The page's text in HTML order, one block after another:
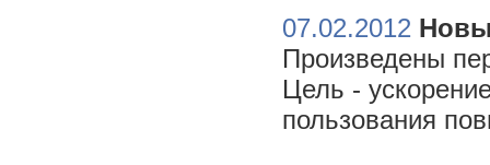
07.02.2012
Произведены
Цель -
пользования